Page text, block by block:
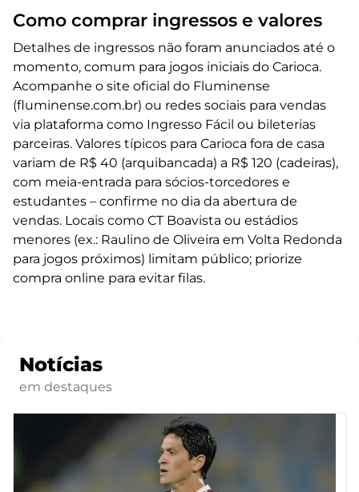
Como comprar ingressos e valores
Detalhes de ingressos não foram anunciados até o
momento, comum para jogos iniciais do Carioca.
Acompanhe o site oficial do Fluminense
(fluminense.com.br) ou redes sociais para vendas
via plataforma como Ingresso Fácil ou bileterias
parceiras. Valores típicos para Carioca fora de casa
variam de R$ 40 (arquibancada) a R$ 120 (cadeiras),
com meia-entrada para sócios-torcedores e
estudantes – confirme no dia da abertura de
vendas. Locais como CT Boavista ou estádios
menores (ex.: Raulino de Oliveira em Volta Redonda
para jogos próximos) limitam público; priorize
compra online para evitar filas.
Notícias
em destaques